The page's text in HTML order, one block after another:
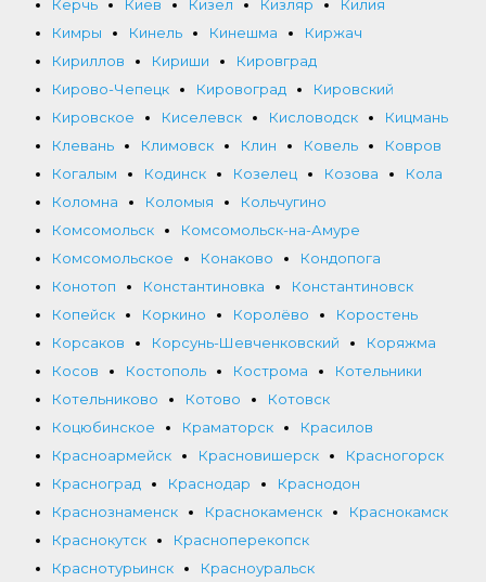
Керчь
Киев Кизел Кизляр
Килия
Кимры
Кинель Кинешма
Киржач
Кириллов
Кириши
Кировград
Кирово-Чепецк
Кировоград
Кировский
Кировское
Киселевск Кисловодск
Кицмань
Клевань
Климовск Клин Ковель
Ковров
Когалым
Кодинск Козелец Козова
Кола
Коломна
Коломыя
Кольчугино
Комсомольск
Комсомольск-на-Амуре
Комсомольское
Конаково
Кондопога
Конотоп
Константиновка
Константиновск
Копейск
Коркино Королёво
Коростень
Корсаков
Корсунь-Шевченковский
Коряжма
Косов
Костополь Кострома
Котельники
Котельниково
Котово
Котовск
Коцюбинское
Краматорск
Красилов
Красноармейск
Красновишерск
Красногорск
Красноград
Краснодар
Краснодон
Краснознаменск
Краснокаменск
Краснокамск
Краснокутск
Красноперекопск
Краснотурьинск
Красноуральск